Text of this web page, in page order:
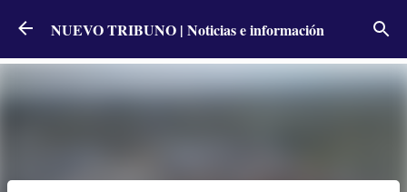
Ir al contenido principal
NUEVO TRIBUNO | Noticias e información